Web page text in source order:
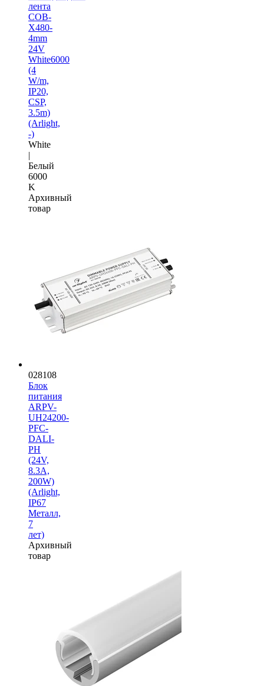
лента
COB-
X480-
4mm
24V
White6000
(4
W/m,
IP20,
CSP,
3.5m)
(Arlight,
-)
White
|
Белый
6000
K
Архивный
товар
028108
Блок
питания
ARPV-
UH24200-
PFC-
DALI-
PH
(24V,
8.3A,
200W)
(Arlight,
IP67
Металл,
7
лет)
Архивный
товар